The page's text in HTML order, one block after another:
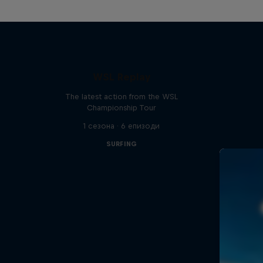
The latest action from the WSL
Championship Tour
1 сезона · 6 епизоди
SURFING